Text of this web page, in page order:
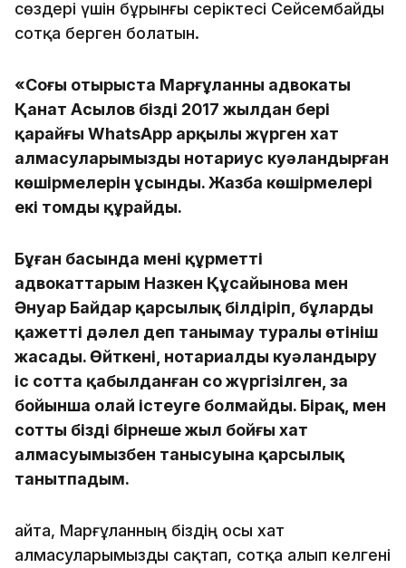
сөздері үшін бұрынғы серіктесі Сейсембайды
сотқа берген болатын.
«Соңғы отырыста Марғұланның адвокаты
Қанат Асылов біздің 2017 жылдан бері
қарайғы WhatsApp арқылы жүрген хат
алмасуларымыздың нотариус куәландырған
көшірмелерін ұсынды. Жазба көшірмелері
екі томды құрайды.
Бұған басында менің құрметті
адвокаттарым Назкен Құсайынова мен
Әнуар Байдар қарсылық білдіріп, бұларды
қажетті дәлел деп танымау туралы өтініш
жасады. Өйткені, нотариалды куәландыру
іс сотта қабылданған соң жүргізілген, заң
бойынша олай істеуге болмайды. Бірақ, мен
соттың біздің бірнеше жыл бойғы хат
алмасуымызбен танысуына қарсылық
танытпадым.
Қайта, Марғұланның біздің осы хат
алмасуларымызды сақтап, сотқа алып келгені